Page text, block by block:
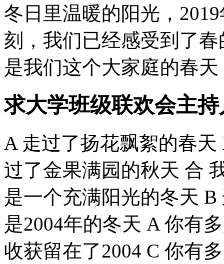
冬日里温暖的阳光，
刻，我们已经感受到了
是我们这个大家庭的春
求大学班级联欢会主
A 走过了扬花飘絮的春
过了金果满园的秋天 合
是一个充满阳光的冬天
是2004年的冬天 A 你有
收获留在了2004 C 你有